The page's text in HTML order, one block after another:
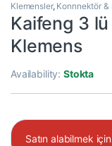
Klemensler, Konnnektör &
Kaifeng 3
Klemens
Availability:Stokta
Satın alabilmek